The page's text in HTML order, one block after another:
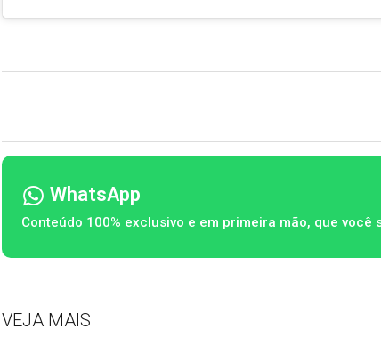
WhatsApp
Conteúdo 100% exclusivo e em primeira mão, que você
VEJA MAIS